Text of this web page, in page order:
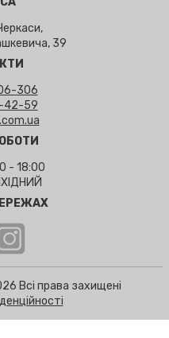
39
306
42-59
- 18:00
Всі права захищені